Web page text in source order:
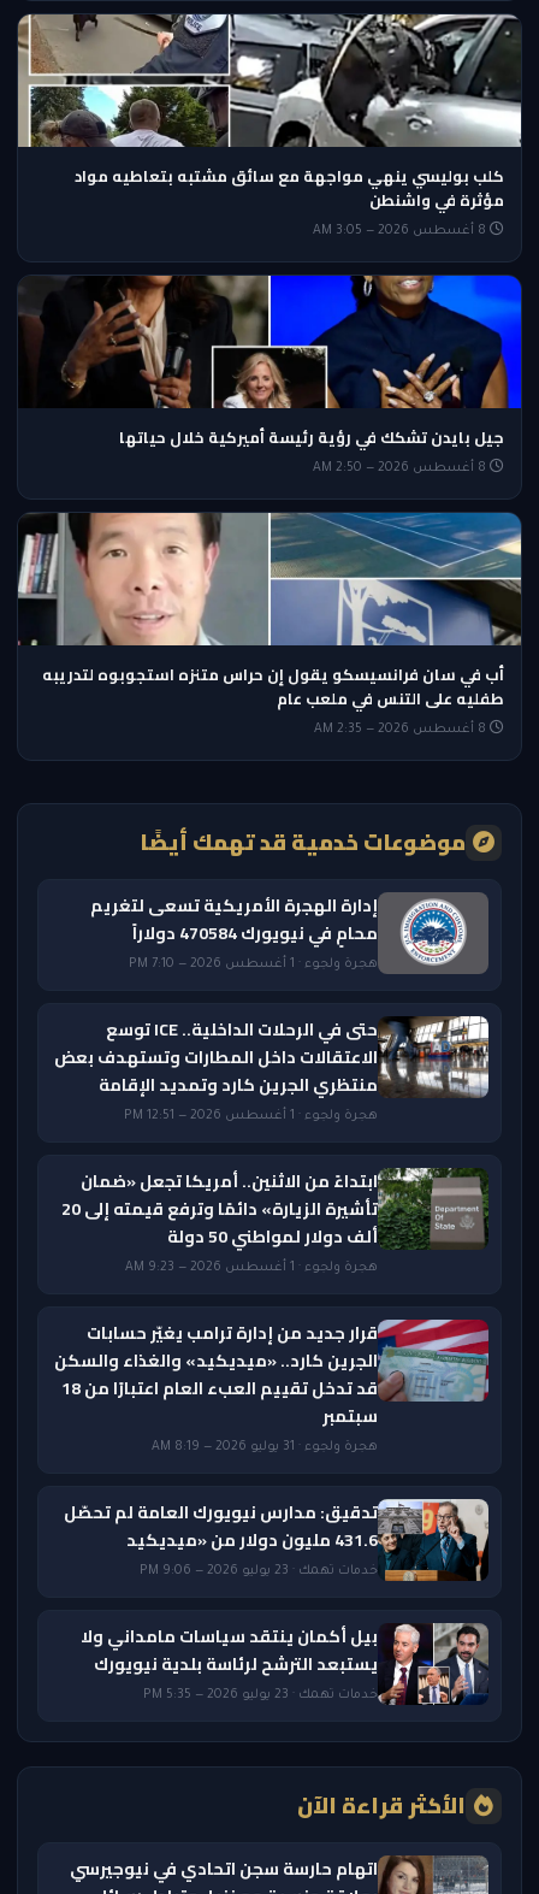
كلب بوليسي ينهي مواجهة مع سائق مشتبه بتعاطيه مواد
مؤثرة في واشنطن
جيل بايدن تشكك في رؤية رئيسة أميركية خلال حياتها
أب في سان فرانسيسكو يقول إن حراس متنزه استجوبوه لتدريبه
طفليه على التنس في ملعب عام
موضوعات خدمية قد تهمك أيضًا
إدارة الهجرة الأمريكية تسعى لتغريم
محامٍ في نيويورك 470584 دولاراً
هجرة ولجوء · 1 أغسطس 2026 — 7:10 PM
حتى في الرحلات الداخلية.. ICE توسع
الاعتقالات داخل المطارات وتستهدف بعض
منتظري الجرين كارد وتمديد الإقامة
هجرة ولجوء · 1 أغسطس 2026 — 12:51 PM
ابتداءً من الاثنين.. أمريكا تجعل «ضمان
تأشيرة الزيارة» دائمًا وترفع قيمته إلى 20
ألف دولار لمواطني 50 دولة
هجرة ولجوء · 1 أغسطس 2026 — 9:23 AM
قرار جديد من إدارة ترامب يغيّر حسابات
الجرين كارد.. «ميديكيد» والغذاء والسكن
قد تدخل تقييم العبء العام اعتبارًا من 18
سبتمبر
هجرة ولجوء · 31 يوليو 2026 — 8:19 AM
تدقيق: مدارس نيويورك العامة لم تحصّل
431.6 مليون دولار من «ميديكيد
خدمات تهمك · 23 يوليو 2026 — 9:06 PM
بيل أكمان ينتقد سياسات مامداني ولا
يستبعد الترشح لرئاسة بلدية نيويورك
خدمات تهمك · 23 يوليو 2026 — 5:35 PM
الأكثر قراءة الآن
اتهام حارسة سجن اتحادي في نيوجيرسي